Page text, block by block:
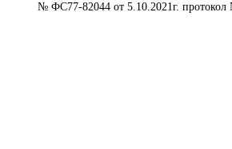
№ ФС77-82044 от 5.10.2021г. протокол